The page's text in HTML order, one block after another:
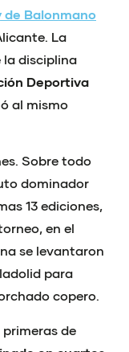
de Balonmano
La
disciplina
Deportiva
al mismo
Sobre todo
dominador
13 ediciones,
en el
se levantaron
para
copero.
de